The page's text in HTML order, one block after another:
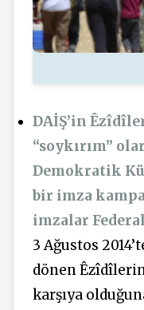
DAİŞ’in
“soykırım”
Demokratik
bir imza
imzalar
3 Ağustos
dönen
karşıya